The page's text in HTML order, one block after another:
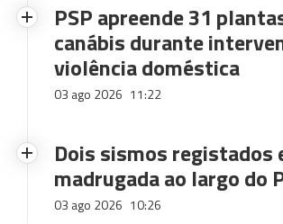
PSP apreende 31
canábis durante
violência doméstica
03 ago 2026 11:22
Dois sismos registados
madrugada ao largo do
03 ago 2026 10:26